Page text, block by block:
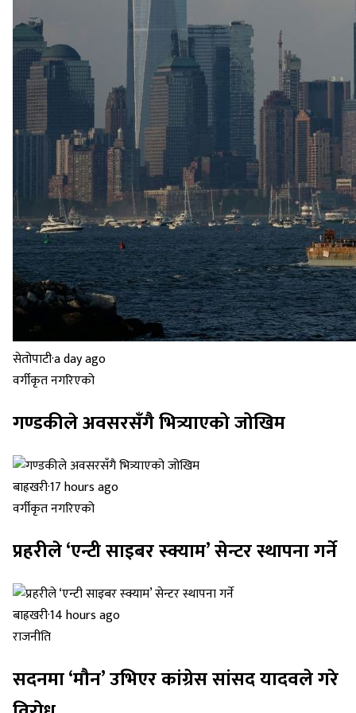
सेतोपाटी·a day ago
वर्गीकृत नगरिएको
गण्डकीले अवसरसँगै भित्र्याएको जोखिम
बाह्रखरी·17 hours ago
वर्गीकृत नगरिएको
प्रहरीले ‘एन्टी साइबर स्क्याम’ सेन्टर स्थापना गर्ने
बाह्रखरी·14 hours ago
राजनीति
सदनमा ‘मौन’ उभिएर कांग्रेस सांसद यादवले गरे